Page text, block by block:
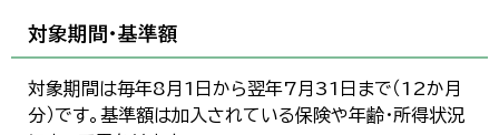
対象期間・基準額
対象期間は毎年8月1日から翌年7月31日まで（12か月
分）です。基準額は加入されている保険や年齢・所得状況